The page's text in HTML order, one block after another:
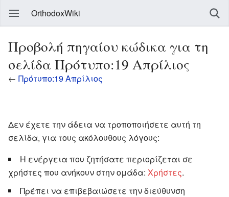
OrthodoxWiki
Προβολή πηγαίου κώδικα για τη
σελίδα Πρότυπο:19 Απρίλιος
← Πρότυπο:19 Απρίλιος
Δεν έχετε την άδεια να τροποποιήσετε αυτή τη
σελίδα, για τους ακόλουθους λόγους:
Η ενέργεια που ζητήσατε περιορίζεται σε
χρήστες που ανήκουν στην ομάδα: Χρήστες.
Πρέπει να επιβεβαιώσετε την διεύθυνση